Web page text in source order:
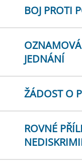
BOJ PROTI
JEDNÁNÍ
ŽÁDOST O
ROVNÉ